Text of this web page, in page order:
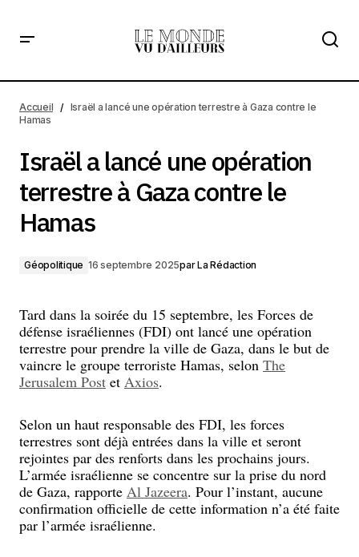
Hamas
Accueil
Israël a lancé une opération terrestre à Gaza contre le
Hamas
Israël a lancé une opération
terrestre à Gaza contre le
Hamas
Géopolitique 16 septembre 2025parLa Rédaction
Tard dans la soirée du 15 septembre, les Forces de
défense israéliennes (FDI) ont lancé une opération
terrestre pour prendre la ville de Gaza, dans le but de
vaincre le groupe terroriste Hamas, selon The
Jerusalem Post et Axios.
Selon un haut responsable des FDI, les forces
terrestres sont déjà entrées dans la ville et seront
rejointes par des renforts dans les prochains jours.
L’armée israélienne se concentre sur la prise du nord
de Gaza, rapporte Al Jazeera. Pour l’instant, aucune
confirmation officielle de cette information n’a été faite
par l’armée israélienne.